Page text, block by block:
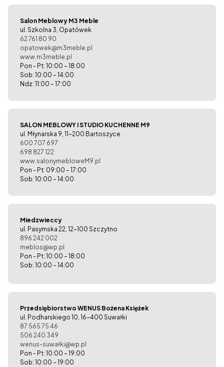
Salon Meblowy M3 Meble
ul. Szkolna 3, Opatówek
62 761 80 90
opatowek@m3meble.pl
www.m3meble.pl
Pon - Pt: 10:00 – 18:00
Sob: 10:00 – 14:00
Ndz: 11:00 – 17:00
SALON MEBLOWY I STUDIO KUCHENNE M9
ul. Młynarska 9, 11-200 Bartoszyce
600 707 697
698 827 122
www.salonymebloweM9.pl
Pon - Pt: 09:00 – 17:00
Sob: 10:00 – 14:00
Miedzwieccy
ul. Pasymska 22, 12-100 Szczytno
896 242 002
meblos@wp.pl
Pon - Pt: 10:00 – 18:00
Sob: 10:00 – 14:00
Przedsiębiorstwo WENUS Bożena Księżek
ul. Podharskiego 10, 16-400 Suwałki
87 565 75 46
506 240 349
wenus-suwałki@wp.pl
Pon - Pt: 10:00 – 19:00
Sob: 10:00 – 19:00